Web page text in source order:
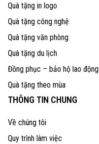
Quà tặng in logo
Quà tặng công nghệ
Quà tặng văn phòng
Quà tặng du lịch
Đồng phục – bảo hộ lao động
Quà tặng theo mùa
THÔNG TIN CHUNG
Về chúng tôi
Quy trình làm việc